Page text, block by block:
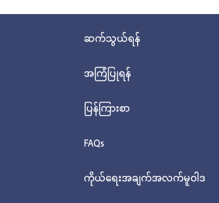
ဆက်သွယ်ရန်
အကြံပြုရန်
ပြန်ကြားစာ
FAQs
ကိုယ်ရေးအချက်အလက်မူဝါဒ